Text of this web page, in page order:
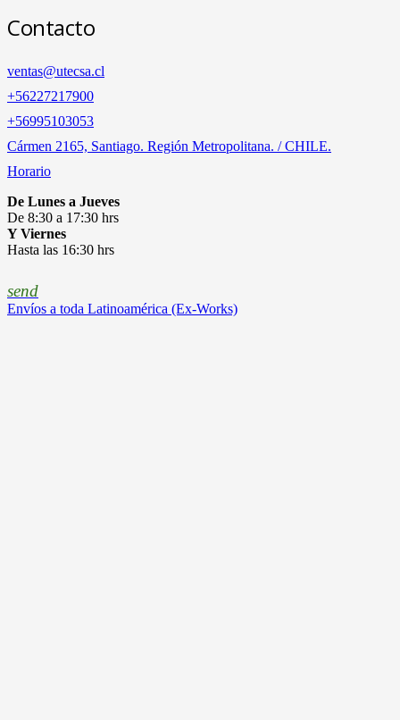
Contacto
ventas@utecsa.cl
+56227217900
‎+56995103053
Cármen 2165, Santiago. Región Metropolitana. / CHILE.
Horario
De Lunes a Jueves
De 8:30 a 17:30 hrs
Y Viernes
Hasta las 16:30 hrs
send
Envíos a toda Latinoamérica (Ex-Works)